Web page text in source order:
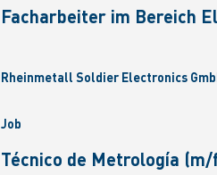
Facharbeiter im Bereich
Rheinmetall Soldier Electronics
Job
Técnico de Metrología